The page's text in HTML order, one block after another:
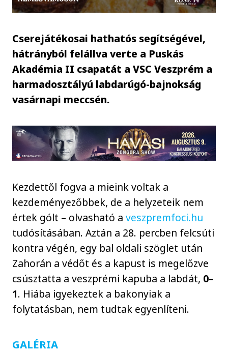
Cserejátékosai hathatós segítségével,
hátrányból felállva verte a Puskás
Akadémia II csapatát a VSC Veszprém a
harmadosztályú labdarúgó-bajnokság
vasárnapi meccsén.
Kezdettől fogva a mieink voltak a
kezdeményezőbbek, de a helyzeteik nem
értek gólt – olvasható aveszpremfoci.hu
tudósításában. Aztán a 28. percben felcsúti
kontra végén, egy bal oldali szöglet után
Zahorán a védőt és a kapust is megelőzve
csúsztatta a veszprémi kapuba a labdát, 0–
1. Hiába igyekeztek a bakonyiak a
folytatásban, nem tudtak egyenlíteni.
GALÉRIA